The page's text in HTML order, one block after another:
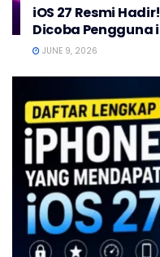
iOS 27 Resmi
Dicoba Pengguna
JUNE 9, 2026